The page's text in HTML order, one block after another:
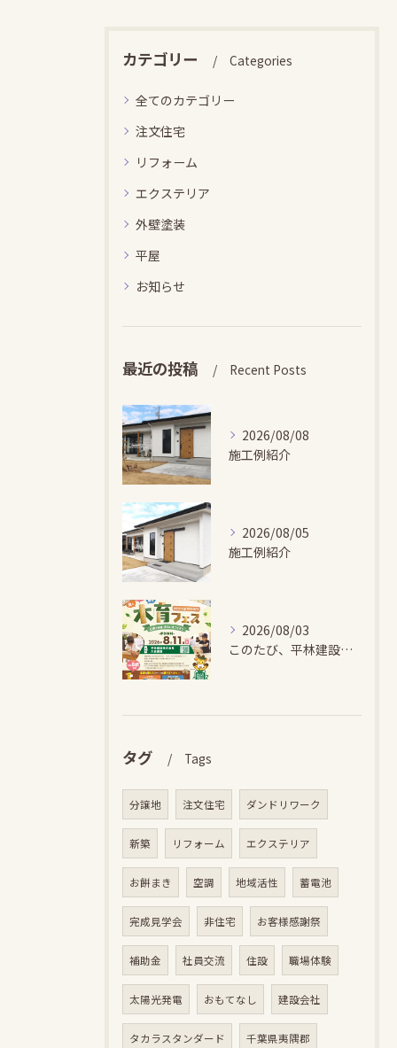
カテゴリー Categories
全てのカテゴリー
注文住宅
リフォーム
エクステリア
外壁塗装
平屋
お知らせ
最近の投稿 Recent Posts
2026/08/08
施工例紹介
2026/08/05
施工例紹介
2026/08/03
このたび、平林建設では、お子さまが木とふれあい・木について学...
タグ Tags
分譲地 注文住宅 ダンドリワーク
新築 リフォーム エクステリア
お餅まき 空調 地域活性 蓄電池
完成見学会 非住宅 お客様感謝祭
補助金 社員交流 住設 職場体験
太陽光発電 おもてなし 建設会社
タカラスタンダード 千葉県夷隅郡